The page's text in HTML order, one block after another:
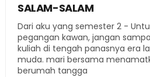
SALAM-SALAM
Dari aku yang semester 2 -
pegangan kawan, jangan
kuliah di tengah panasnya era
muda. mari bersama
berumah tangga